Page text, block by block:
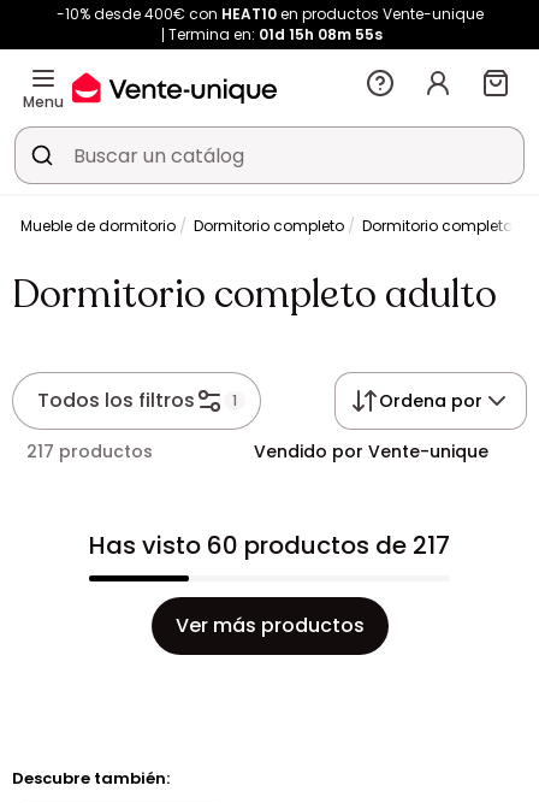
-10% desde 400€ con HEAT10en productos Vente-unique
Termina en: 01d 15h 08m 54s
Menu
Mueble de dormitorio Dormitorio completo Dormitorio completo
Dormitorio completo adulto
Todos los filtros 1 Ordena por
217 productos Vendido por Vente-unique
Has visto 60 productos de 217
Ver más productos
Descubre también: